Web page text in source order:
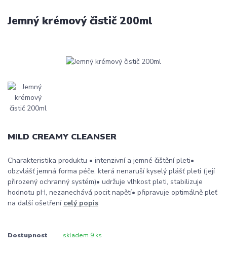
Jemný krémový čistič 200ml
MILD CREAMY CLEANSER
Charakteristika produktu • intenzivní a jemné čištění pleti•
obzvlášť jemná forma péče, která nenaruší kyselý plášť pleti (její
přirozený ochranný systém)• udržuje vlhkost pleti, stabilizuje
hodnotu pH, nezanechává pocit napětí• připravuje optimálně pleť
na další ošetření celý popis
Dostupnost skladem 9 ks